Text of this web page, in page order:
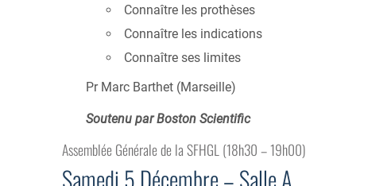
Connaître les prothèses
Connaître les indications
Connaître ses limites
Pr Marc Barthet (Marseille)
Soutenu par Boston Scientific
Assemblée Générale de la SFHGL (18h30 – 19h00)
Samedi 5 Décembre – Salle A